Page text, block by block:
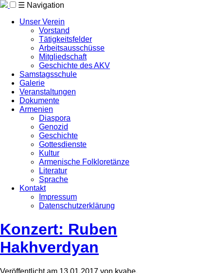
☰ Navigation
Unser Verein
Vorstand
Tätigkeitsfelder
Arbeitsausschüsse
Mitgliedschaft
Geschichte des AKV
Samstagsschule
Galerie
Veranstaltungen
Dokumente
Armenien
Diaspora
Genozid
Geschichte
Gottesdienste
Kultur
Armenische Folkloretänze
Literatur
Sprache
Kontakt
Impressum
Datenschutzerklärung
Konzert: Ruben
Hakhverdyan
Veröffentlicht am 13.01.2017 von kvahe.